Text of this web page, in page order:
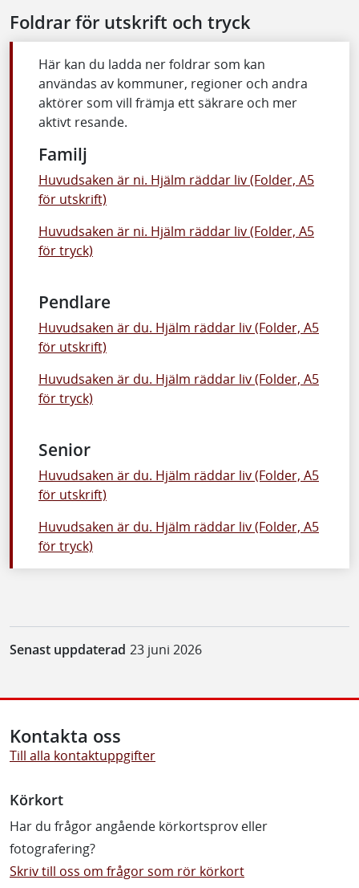
Foldrar för utskrift och tryck
Här kan du ladda ner foldrar som kan
användas av kommuner, regioner och andra
aktörer som vill främja ett säkrare och mer
aktivt resande.
Familj
Huvudsaken är ni. Hjälm räddar liv (Folder, A5
för utskrift)
Huvudsaken är ni. Hjälm räddar liv (Folder, A5
för tryck)
Pendlare
Huvudsaken är du. Hjälm räddar liv (Folder, A5
för utskrift)
Huvudsaken är du. Hjälm räddar liv (Folder, A5
för tryck)
Senior
Huvudsaken är du. Hjälm räddar liv (Folder, A5
för utskrift)
Huvudsaken är du. Hjälm räddar liv (Folder, A5
för tryck)
Senast uppdaterad 23 juni 2026
Kontakta oss
Till alla kontaktuppgifter
Körkort
Har du frågor angående körkortsprov eller
fotografering?
Skriv till oss om frågor som rör körkort